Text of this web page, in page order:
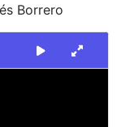
Borrero